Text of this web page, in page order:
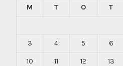
M
T O T
3 4 5 6
10 11 12 13